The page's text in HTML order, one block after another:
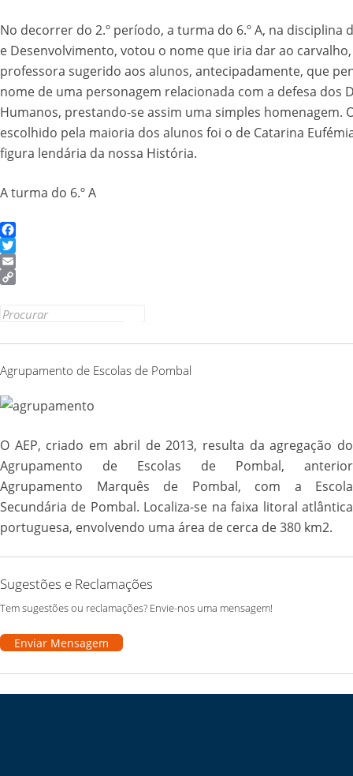
No decorrer do 2.º período, a turma do 6.º A, na disciplina
e Desenvolvimento, votou o nome que iria dar ao
professora sugerido aos alunos, antecipadamente, que
nome de uma personagem relacionada com a defesa dos
Humanos, prestando-se assim uma simples homenagem.
escolhido pela maioria dos alunos foi o de Catarina
figura lendária da nossa História.
A turma do 6.º A
Facebook
Twitter
Email
Link
Search
Agrupamento de Escolas de Pombal
O AEP, criado em abril de 2013, resulta da agregação do
Agrupamento de Escolas de Pombal, anterior
Agrupamento Marquês de Pombal, com a Escola
Secundária de Pombal. Localiza-se na faixa litoral atlântica
portuguesa, envolvendo uma área de cerca de 380 km2.
Sugestões e Reclamações
Tem sugestões ou reclamações? Envie-nos uma mensagem!
Enviar Mensagem